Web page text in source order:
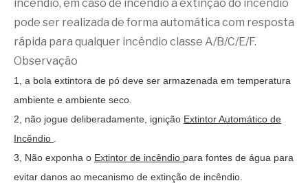
incêndio, em caso de incêndio a extinção do incêndio
pode ser realizada de forma automática com resposta
rápida para qualquer incêndio classe A/B/C/E/F.
Observação
1, a bola extintora de pó deve ser armazenada em temperatura
ambiente e ambiente seco.
2, não jogue deliberadamente, ignição Extintor Automático de
Incêndio
3, Não exponha o Extintor de incêndio para fontes de água para
evitar danos ao mecanismo de extinção de incêndio.